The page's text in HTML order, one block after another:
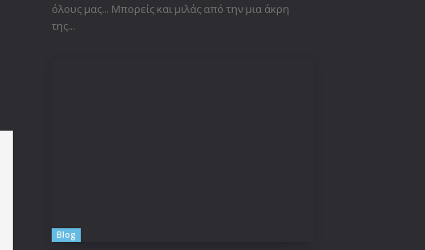
όλους μας... Μπορείς και μιλάς από την μια άκρη
της...
Blog